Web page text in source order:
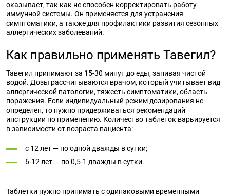
оказывает, так как не способен корректировать работу
иммунной системы. Он применяется для устранения
симптоматики, а также для профилактики развития сезонных
аллергических заболеваний.
Как правильно применять Тавегил?
Тавегил принимают за 15-30 минут до еды, запивая чистой
водой. Дозы рассчитываются врачом, который учитывает вид
аллергической патологии, тяжесть симптоматики, область
поражения. Если индивидуальный режим дозирования не
определен, то нужно придерживаться рекомендаций
инструкции по применению. Количество таблеток варьируется
в зависимости от возраста пациента:
с 12 лет — по одной дважды в сутки;
6-12 лет — по 0,5-1 дважды в сутки.
Таблетки нужно принимать с одинаковыми временными